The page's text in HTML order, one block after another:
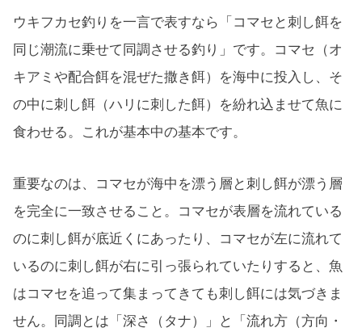
ウキフカセ釣りを一言で表すなら「コマセと刺し餌を
同じ潮流に乗せて同調させる釣り」です。コマセ（オ
キアミや配合餌を混ぜた撒き餌）を海中に投入し、そ
の中に刺し餌（ハリに刺した餌）を紛れ込ませて魚に
食わせる。これが基本中の基本です。
重要なのは、コマセが海中を漂う層と刺し餌が漂う層
を完全に一致させること。コマセが表層を流れている
のに刺し餌が底近くにあったり、コマセが左に流れて
いるのに刺し餌が右に引っ張られていたりすると、魚
はコマセを追って集まってきても刺し餌には気づきま
せん。同調とは「深さ（タナ）」と「流れ方（方向・